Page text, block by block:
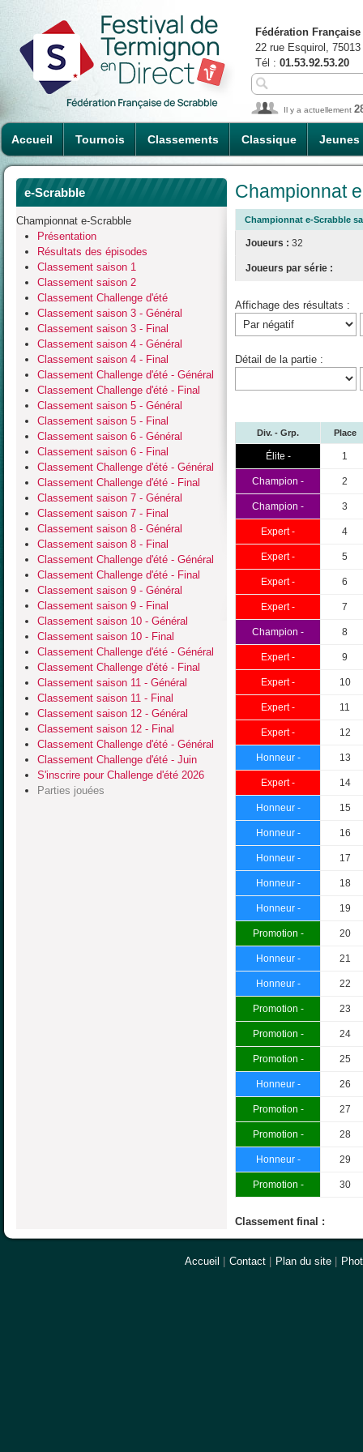
Accueil Tournois Classements Classique Jeunes
Fédération
22 rue Esquirol,
Tél : 01.53.92.53.20
Il y a actuellement
e-Scrabble
Championnat e-Scrabble
Présentation
Résultats des épisodes
Classement saison 1
Classement saison 2
Classement Challenge d'été
Classement saison 3 - Général
Classement saison 3 - Final
Classement saison 4 - Général
Classement saison 4 - Final
Classement Challenge d'été - Général
Classement Challenge d'été - Final
Classement saison 5 - Général
Classement saison 5 - Final
Classement saison 6 - Général
Classement saison 6 - Final
Classement Challenge d'été - Général
Classement Challenge d'été - Final
Classement saison 7 - Général
Classement saison 7 - Final
Classement saison 8 - Général
Classement saison 8 - Final
Classement Challenge d'été - Général
Classement Challenge d'été - Final
Classement saison 9 - Général
Classement saison 9 - Final
Classement saison 10 - Général
Classement saison 10 - Final
Classement Challenge d'été - Général
Classement Challenge d'été - Final
Classement saison 11 - Général
Classement saison 11 - Final
Classement saison 12 - Général
Classement saison 12 - Final
Classement Challenge d'été - Général
Classement Challenge d'été - Juin
S'inscrire pour Challenge d'été 2026
Parties jouées
Championnat
Championnat e-Scrabble
Joueurs : 32
Joueurs par série :
Affichage des résultats :
Détail de la partie :
Div. - Grp. Place
Élite - 1
Champion - 2
Champion - 3
Expert - 4
Expert - 5
Expert - 6
Expert - 7
Champion - 8
Expert - 9
Expert - 10
Expert - 11
Expert - 12
Honneur - 13
Expert - 14
Honneur - 15
Honneur - 16
Honneur - 17
Honneur - 18
Honneur - 19
Promotion - 20
Honneur - 21
Honneur - 22
Promotion - 23
Promotion - 24
Promotion - 25
Honneur - 26
Promotion - 27
Promotion - 28
Honneur - 29
Promotion - 30
Classement final :
Accueil | Contact | Plan du site |